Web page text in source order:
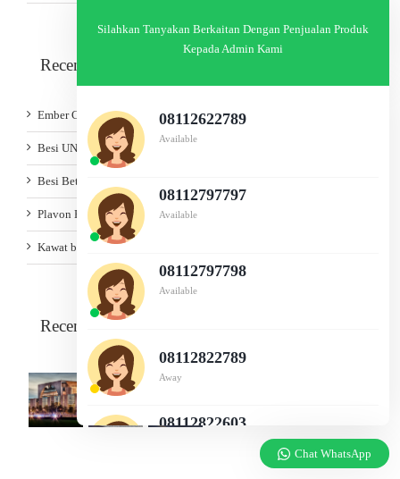
Recent Posts
Ember COR
Besi UNP
Besi Beton
Plavon PVC
Kawat bronjong
Recent Works
Silahkan Tanyakan Berkaitan Dengan Penjualan Produk
Kepada Admin Kami
08112622789
Available
08112797797
Available
08112797798
Available
08112822789
Away
08112822603
Chat WhatsApp